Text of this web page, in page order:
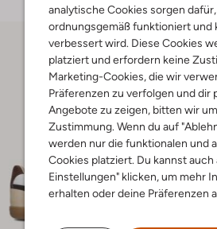
analytische Cookies sorgen
ordnungsgemäß funktioniert und
verbessert wird. Diese Cookies
platziert und erfordern keine
Marketing-Cookies, die wir
Präferenzen zu verfolgen und dir
Angebote zu zeigen, bitten wir
Zustimmung. Wenn du auf
werden nur die funktionalen und
Cookies platziert. Du kannst auch
Einstellungen" klicken, um mehr
erhalten oder deine Präferenzen